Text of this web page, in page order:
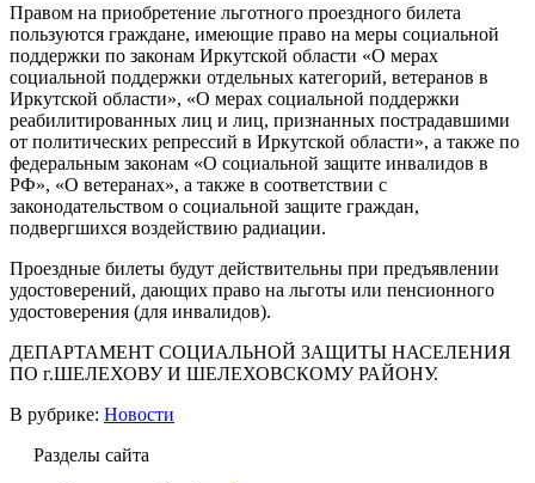
Правом на приобретение льготного проездного билета
пользуются граждане, имеющие право на меры социальной
поддержки по законам Иркутской области «О мерах
социальной поддержки отдельных категорий, ветеранов в
Иркутской области», «О мерах социальной поддержки
реабилитированных лиц и лиц, признанных пострадавшими
от политических репрессий в Иркутской области», а также по
федеральным законам «О социальной защите инвалидов в
РФ», «О ветеранах», а также в соответствии с
законодательством о социальной защите граждан,
подвергшихся воздействию радиации.
Проездные билеты будут действительны при предъявлении
удостоверений, дающих право на льготы или пенсионного
удостоверения (для инвалидов).
ДЕПАРТАМЕНТ СОЦИАЛЬНОЙ ЗАЩИТЫ НАСЕЛЕНИЯ
ПО г.ШЕЛЕХОВУ И ШЕЛЕХОВСКОМУ РАЙОНУ.
В рубрике: Новости
Разделы сайта